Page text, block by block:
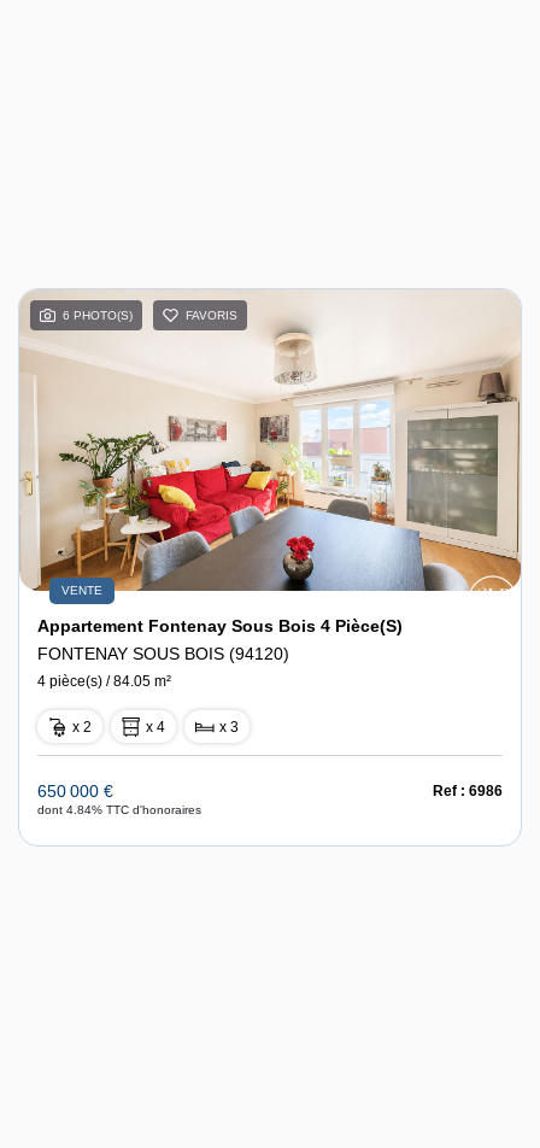
6 PHOTO(S) FAVORIS
VENTE
Appartement Fontenay Sous Bois 4 Pièce(s)
FONTENAY SOUS BOIS (94120)
4 pièce(s) / 84.05 m²
x 2 x 4 x 3
650 000 €
dont 4.84% TTC d'honoraires
Ref : 6986